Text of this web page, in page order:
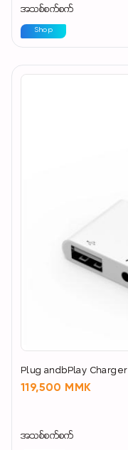
အသစ်စက်စက်
Shop
Plug andbPlay Charger
119,500 MMK
အသစ်စက်စက်